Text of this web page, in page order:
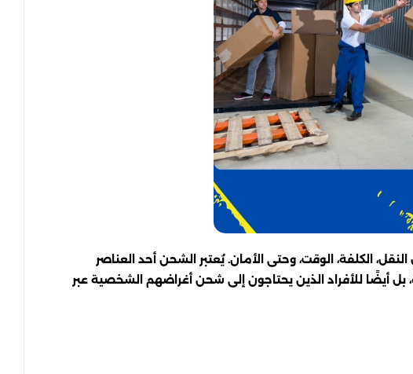
الكلفة، الوقت، وحتى الأمان. يُعتبر الشحن أحد العناصر
بل أيضًا للأفراد الذين يحتاجون إلى شحن أغراضهم الشخصية عبر